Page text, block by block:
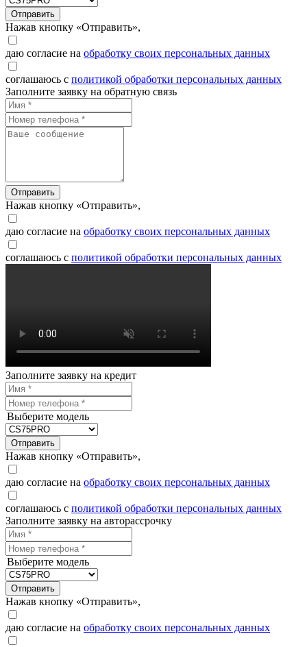
Отправить
Нажав кнопку «Отправить»,
даю согласие на обработку своих персональных данных
соглашаюсь с политикой обработки персональных данных
Заполните заявку на обратную связь
Отправить
Нажав кнопку «Отправить»,
даю согласие на обработку своих персональных данных
соглашаюсь с политикой обработки персональных данных
Заполните заявку на кредит
Выберите модель
Отправить
Нажав кнопку «Отправить»,
даю согласие на обработку своих персональных данных
соглашаюсь с политикой обработки персональных данных
Заполните заявку на авторассрочку
Выберите модель
Отправить
Нажав кнопку «Отправить»,
даю согласие на обработку своих персональных данных